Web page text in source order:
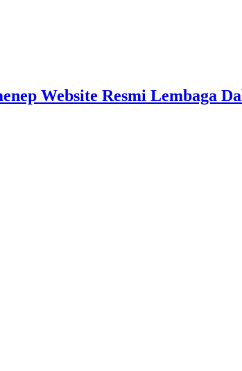
Website Resmi Lembaga